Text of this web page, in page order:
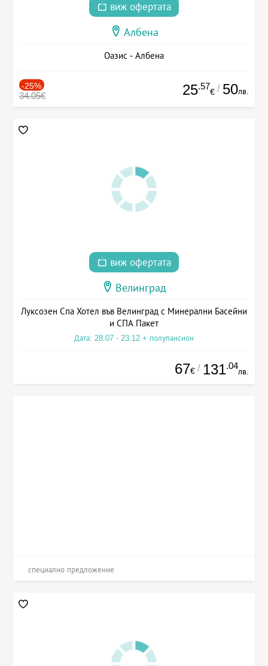
виж офертата
Албена
Оазис - Албена
-25%
34.05€ 25.57
€ / 50лв.
виж офертата
Велинград
Луксозен Спа Хотел във Велинград с Минерални Басейни
и СПА Пакет
Дата: 28.07 - 23.12 + полупансион
67€ / 131.04
лв.
специално предложение